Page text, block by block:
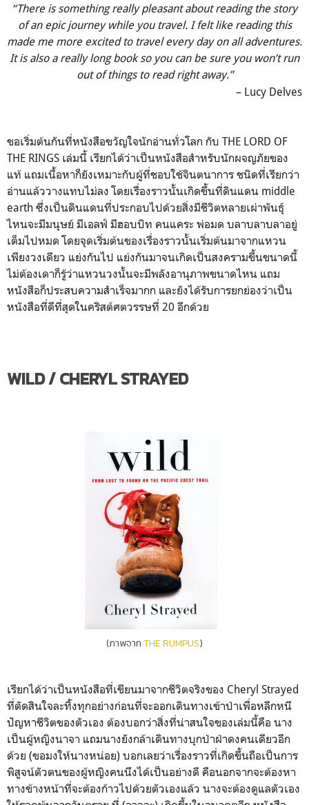
“There is something really pleasant about reading the story
of an epic journey while you travel. I felt like reading this
made me more excited to travel every day on all adventures.
It is also a really long book so you can be sure you won’t run
out of things to read right away.”
– Lucy Delves
ขอเริ่มต้นกันที่หนังสือขวัญใจนักอ่านทั่วโลก กับ THE LORD OF
THE RINGS เล่มนี้ เรียกได้ว่าเป็นหนังสือสำหรับนักผจญภัยของ
แท้ แถมเนื้อหาก็ยังเหมาะกับผู้ที่ชอบใช้จินตนาการ ชนิดที่เรียกว่า
อ่านแล้ววางแทบไม่ลง โดยเรื่องราวนั้นเกิดขึ้นที่ดินแดน middle
earth ซึ่งเป็นดินแดนที่ประกอบไปด้วยสิ่งมีชีวิตหลายเผ่าพันธุ์
ไหนจะมีมนุษย์ มีเอลฟ์ มีฮอบบิท คนแคระ พ่อมด บลาบลาบลาอยู่
เต็มไปหมด โดยจุดเริ่มต้นของเรื่องราวนั้นเริ่มต้นมาจากแหวน
เพียงวงเดียว แย่งกันไป แย่งกันมาจนเกิดเป็นสงครามขึ้นขนาดนี้
ไม่ต้องเดาก็รู้ว่าแหวนวงนั้นจะมีพลังอานุภาพขนาดไหน แถม
หนังสือก็ประสบความสำเร็จมากก และยังได้รับการยกย่องว่าเป็น
หนังสือที่ดีที่สุดในคริสต์ศตวรรษที่ 20 อีกด้วย
WILD / CHERYL STRAYED
(ภาพจากTHE RUMPUS)
เรียกได้ว่าเป็นหนังสือที่เขียนมาจากชีวิตจริงของ Cheryl Strayed
ที่ตัดสินใจละทิ้งทุกอย่างก่อนที่จะออกเดินทางเข้าป่าเพื่อหลีกหนี
ปัญหาชีวิตของตัวเอง ต้องบอกว่าสิ่งที่น่าสนใจของเล่มนี้คือ นาง
เป็นผู้หญิงนาจา แถมนางยังกล้าเดินทางบุกป่าฝ่าดงคนเดียวอีก
ด้วย (ขอมงให้นางหน่อย) บอกเลยว่าเรื่องราวที่เกิดขึ้นถือเป็นการ
พิสูจน์ตัวตนของผู้หญิงคนนึงได้เป็นอย่างดี คือนอกจากจะต้องหา
ทางข้างหน้าที่จะต้องก้าวไปด้วยตัวเองแล้ว นางจะต้องดูแลตัวเอง